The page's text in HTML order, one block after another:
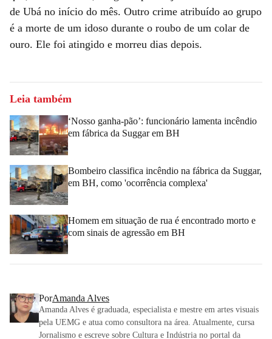
de Ubá no início do mês. Outro crime atribuído ao grupo
é a morte de um idoso durante o roubo de um colar de
ouro. Ele foi atingido e morreu dias depois.
Leia também
‘Nosso ganha-pão’: funcionário lamenta incêndio
em fábrica da Suggar em BH
Bombeiro classifica incêndio na fábrica da Suggar,
em BH, como 'ocorrência complexa'
Homem em situação de rua é encontrado morto e
com sinais de agressão em BH
PorAmanda Alves
Amanda Alves é graduada, especialista e mestre em artes visuais
pela UEMG e atua como consultora na área. Atualmente, cursa
Jornalismo e escreve sobre Cultura e Indústria no portal da